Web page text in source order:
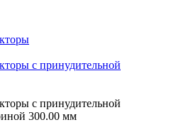
с принудительной
с принудительной
300.00 мм